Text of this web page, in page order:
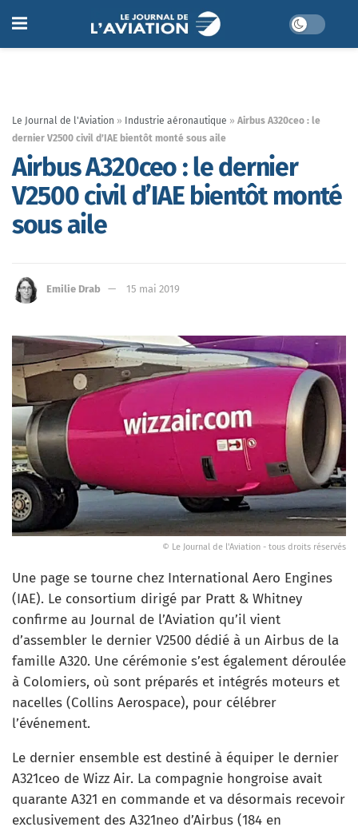
Le Journal de l'Aviation » Industrie aéronautique » Airbus A320ceo : le
dernier V2500 civil d’IAE bientôt monté sous aile
Airbus A320ceo : le dernier
V2500 civil d’IAE bientôt monté
sous aile
Emilie Drab 15 mai 2019
© Le Journal de l'Aviation - tous droits réservés
Une page se tourne chez International Aero Engines
(IAE). Le consortium dirigé par Pratt & Whitney
confirme au Journal de l’Aviation qu’il vient
d’assembler le dernier V2500 dédié à un Airbus de la
famille A320. Une cérémonie s’est également déroulée
à Colomiers, où sont préparés et intégrés moteurs et
nacelles (Collins Aerospace), pour célébrer
l’événement.
Le dernier ensemble est destiné à équiper le dernier
A321ceo de Wizz Air. La compagnie hongroise avait
quarante A321 en commande et va désormais recevoir
exclusivement des A321neo d’Airbus (184 en